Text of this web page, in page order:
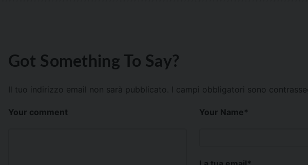
Got Something To Say?
Il tuo indirizzo email non sarà pubblicato. I campi obbligatori sono
Your comment Your Name*